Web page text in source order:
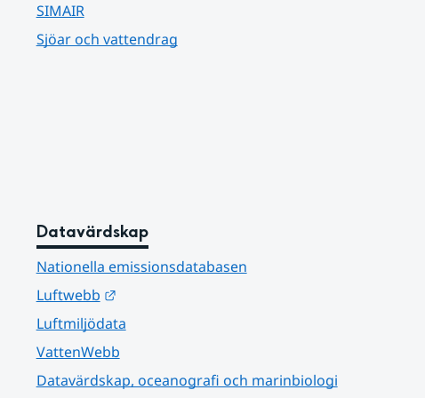
SIMAIR
Sjöar och vattendrag
Datavärdskap
Nationella emissionsdatabasen
Luftwebb
Länk till annan webbplats.
Luftmiljödata
VattenWebb
Datavärdskap, oceanografi och marinbiologi